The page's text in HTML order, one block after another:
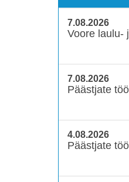
7.08.2026
Voore laulu-
7.08.2026
Päästjate
4.08.2026
Päästjate